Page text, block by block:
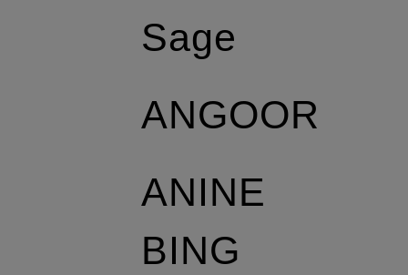
Sage
ANGOOR
ANINE
BING